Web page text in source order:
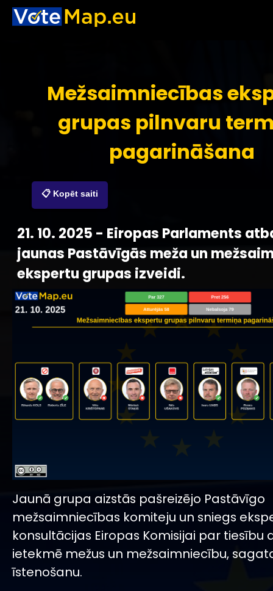
Mežsaimniecības
grupas pilnvaru
pagarināšana
📋 Kopēt saiti
21. 10. 2025 - Eiropas Parlaments
jaunas Pastāvīgās meža un
ekspertu grupas izveidi.
Jaunā grupa aizstās pašreizējo Pastāvīgo
mežsaimniecības komiteju un sniegs
konsultācijas Eiropas Komisijai par tiesību
ietekmē mežus un mežsaimniecību,
īstenošanu.